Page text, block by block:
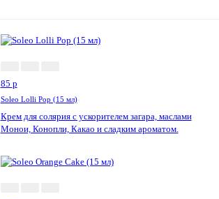
85 p
Soleo Lolli Pop (15 мл)
Крем для солярия с ускорителем загара, маслами
Монои, Конопли, Какао и сладким ароматом.